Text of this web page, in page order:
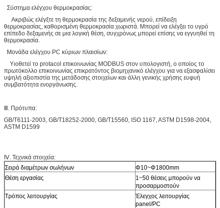
Σύστημα ελέγχου θερμοκρασίας:
Ακριβώς ελέγξτε τη θερμοκρασία της δεξαμενής νερού, επίδειξη
θερμοκρασίας, καθορισμένη θερμοκρασία χωριστά. Μπορεί να ελέγξει το υγρό
επίπεδο δεξαμενής σε μια λογική θέση, συγχρόνως μπορεί επίσης να εγγυηθεί τη
θερμοκρασία.
Μονάδα ελέγχου PC κύριων πλαισίων:
Υιοθετεί το protacol επικοινωνίας MODBUS στον υπολογιστή, ο οποίος το
πρωτόκολλο επικοινωνίας επικρατόντος βιομηχανικό ελέγχου για να εξασφαλίσει
υψηλή αξιοπιστία της μετάδοσης στοιχείων και άλλη γενικής χρήσης ευφυή
συμβατότητα ενοργάνωσης.
Ⅲ. Πρότυπα:
GB/T6111-2003, GB/T18252-2000, GB/T15560, ISO 1167, ASTM D1598-2004,
ASTM D1599
Ⅳ. Τεχνικά στοιχεία:
Σειρά διαμέτρων σωλήνων
Φ10~Φ1800mm
Θέση εργασίας
1~50 θέσεις μπορούν να
προσαρμοστούν
Τρόπος λειτουργίας
Έλεγχος λειτουργίας
panel/PC